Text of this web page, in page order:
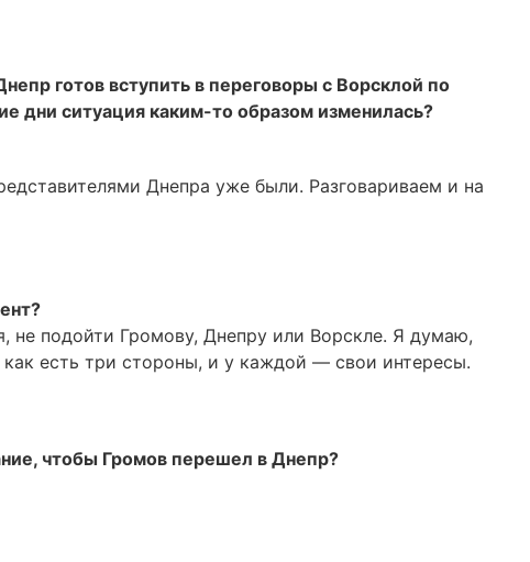
готов вступить в переговоры с Ворсклой по
дни ситуация каким-то образом изменилась?
Днепра уже были. Разговариваем и на
подойти Громову, Днепру или Ворскле. Я думаю,
как есть три стороны, и у каждой — свои интересы.
чтобы Громов перешел в Днепр?